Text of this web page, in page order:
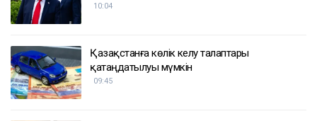
10:04
Қазақстанға көлік әкелу талаптары
қатаңдатылуы мүмкін
09:45